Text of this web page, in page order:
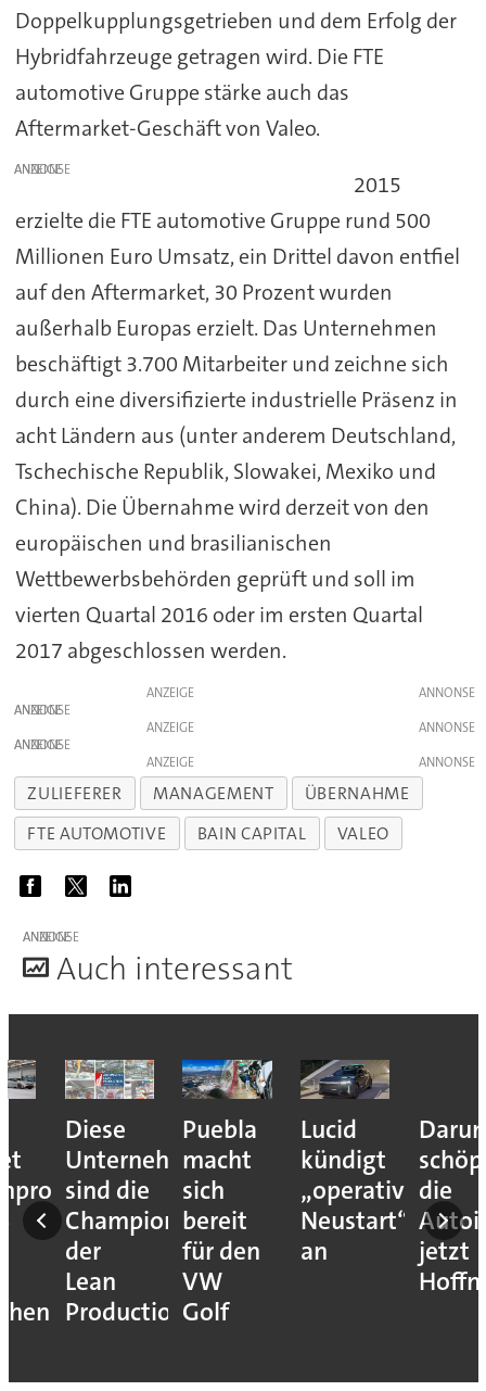
Doppelkupplungsgetrieben und dem Erfolg der
Hybridfahrzeuge getragen wird. Die FTE
automotive Gruppe stärke auch das
Aftermarket-Geschäft von Valeo.
ANZEIGE
2015
erzielte die FTE automotive Gruppe rund 500
Millionen Euro Umsatz, ein Drittel davon entfiel
auf den Aftermarket, 30 Prozent wurden
außerhalb Europas erzielt. Das Unternehmen
beschäftigt 3.700 Mitarbeiter und zeichne sich
durch eine diversifizierte industrielle Präsenz in
acht Ländern aus (unter anderem Deutschland,
Tschechische Republik, Slowakei, Mexiko und
China). Die Übernahme wird derzeit von den
europäischen und brasilianischen
Wettbewerbsbehörden geprüft und soll im
vierten Quartal 2016 oder im ersten Quartal
2017 abgeschlossen werden.
ANZEIGE
ANZEIGE
ANZEIGE
ANZEIGE
ANZEIGE
ZULIEFERER MANAGEMENT
ÜBERNAHME
FTE AUTOMOTIVE
BAIN CAPITAL VALEO
ANZEIGE
Auch interessant
Diese
Unternehmen
sind die
Champions
der
Lean
Production
Puebla
macht
sich
bereit
für den
Golf
Lucid
kündigt
„operativen
Neustart“
an
Darum
schöpft
die
jetzt
Hoffnung